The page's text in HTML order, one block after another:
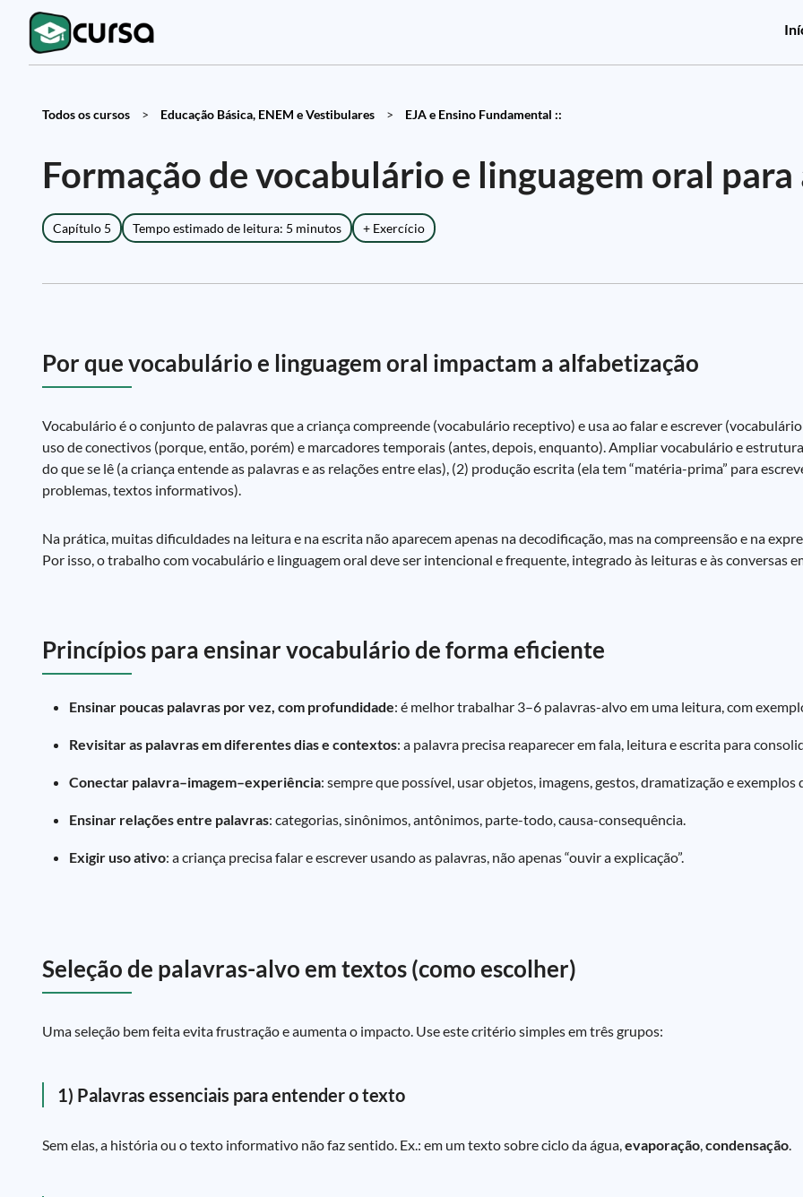
Todos os cursos > Educação Básica, ENEM e Vestibulares > EJA e Ensino Fundamental ::
Formação de vocabulário e linguagem oral
Capítulo 5 Tempo estimado de leitura: 5 minutos + Exercício
Por que vocabulário e linguagem oral impactam a alfabetização
Vocabulário é o conjunto de palavras que a criança compreende (vocabulário receptivo) e usa ao falar e escrever
uso de conectivos (porque, então, porém) e marcadores temporais (antes, depois, enquanto). Ampliar vocabulário e
do que se lê (a criança entende as palavras e as relações entre elas), (2) produção escrita (ela tem “matéria-prima” para
problemas, textos informativos).
Na prática, muitas dificuldades na leitura e na escrita não aparecem apenas na decodificação, mas na compreensão e na
Por isso, o trabalho com vocabulário e linguagem oral deve ser intencional e frequente, integrado às leituras e às conversas
Princípios para ensinar vocabulário de forma eficiente
Ensinar poucas palavras por vez, com profundidade: é melhor trabalhar 3–6 palavras-alvo em uma leitura, com
Revisitar as palavras em diferentes dias e contextos: a palavra precisa reaparecer em fala, leitura e escrita para
Conectar palavra–imagem–experiência: sempre que possível, usar objetos, imagens, gestos, dramatização e exemplos
Ensinar relações entre palavras: categorias, sinônimos, antônimos, parte-todo, causa-consequência.
Exigir uso ativo: a criança precisa falar e escrever usando as palavras, não apenas “ouvir a explicação”.
Seleção de palavras-alvo em textos (como escolher)
Uma seleção bem feita evita frustração e aumenta o impacto. Use este critério simples em três grupos:
1) Palavras essenciais para entender o texto
Sem elas, a história ou o texto informativo não faz sentido. Ex.: em um texto sobre ciclo da água,evaporação,condensação.